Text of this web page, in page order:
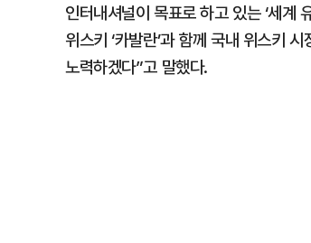
인터내셔널이 목표로 하고 있는 ‘세계
위스키 ‘카발란’과 함께 국내 위스키
노력하겠다”고 말했다.